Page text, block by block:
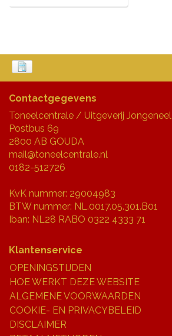
Contactgegevens
Toneelcentrale / Uitgeverij Jongeneel
Postbus 69
2800 AB GOUDA
mail@toneelcentrale.nl
0182-512726
KvK nummer: 29004983
BTW nummer: NL.0017.05.301.B01
Iban: NL28 RABO 0322 4333 71
Klantenservice
OPENINGSTIJDEN
HOE WERKT DEZE WEBSITE
ALGEMENE VOORWAARDEN
COOKIE- EN PRIVACYBELEID
DISCLAIMER